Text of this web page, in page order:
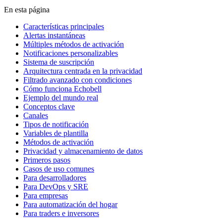
En esta página
Características principales
Alertas instantáneas
Múltiples métodos de activación
Notificaciones personalizables
Sistema de suscripción
Arquitectura centrada en la privacidad
Filtrado avanzado con condiciones
Cómo funciona Echobell
Ejemplo del mundo real
Conceptos clave
Canales
Tipos de notificación
Variables de plantilla
Métodos de activación
Privacidad y almacenamiento de datos
Primeros pasos
Casos de uso comunes
Para desarrolladores
Para DevOps y SRE
Para empresas
Para automatización del hogar
Para traders e inversores